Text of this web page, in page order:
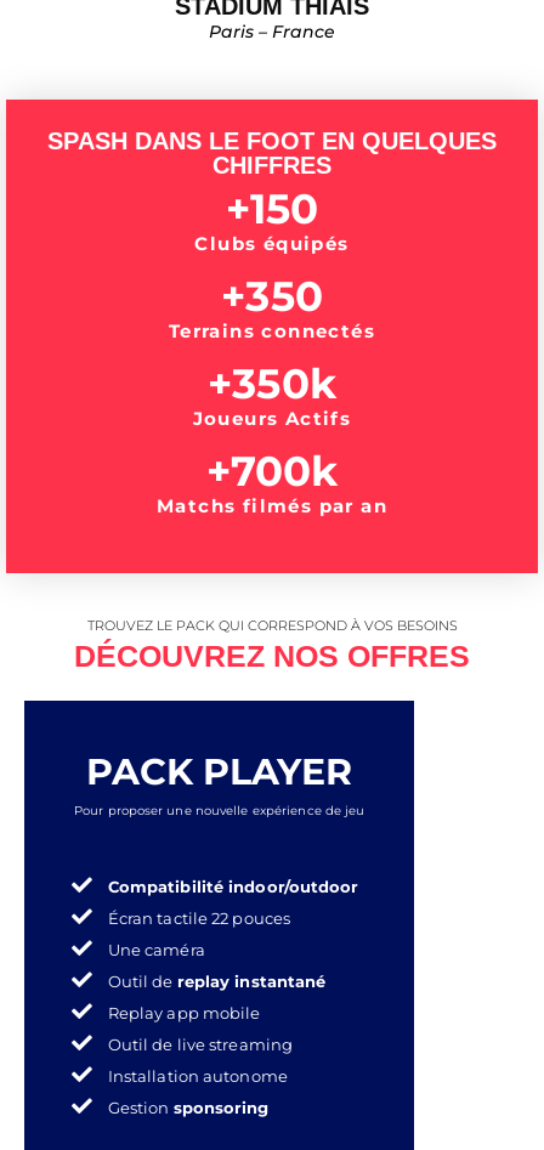
STADIUM THIAIS
Paris – France
SPASH DANS LE FOOT EN QUELQUES
CHIFFRES
Clubs équipés
+150
Terrains connectés
+350
Joueurs Actifs
+350k
Matchs filmés par an
+700k
TROUVEZ LE PACK QUI CORRESPOND À VOS BESOINS
DÉCOUVREZ NOS OFFRES
PACK PLAYER
Pour proposer une nouvelle expérience de jeu
Compatibilité indoor/outdoor
Écran tactile 22 pouces
Une caméra
Outil de replay instantané
Replay app mobile
Outil de live streaming
Installation autonome
Gestion sponsoring